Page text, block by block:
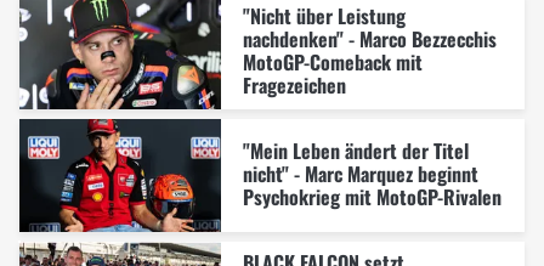
"Nicht über Leistung
nachdenken" - Marco Bezzecchis
MotoGP-Comeback mit
Fragezeichen
"Mein Leben ändert der Titel
nicht" - Marc Marquez beginnt
Psychokrieg mit MotoGP-Rivalen